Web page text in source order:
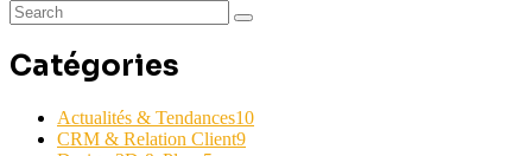
Catégories
Actualités & Tendances10
CRM & Relation Client9